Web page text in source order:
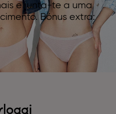
e junta-te a uma
Bónus extra: